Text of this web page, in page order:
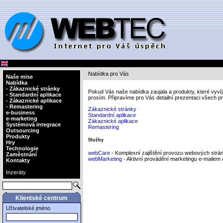
Naše mise
Nabídka
- Zákaznické stránky
- Standardní aplikace
- Zákaznické aplikace
- Remastering
e-business
e-marketing
Systémová integrace
Outsourcing
Produkty
Hry
Technologie
Zaměstnání
Kontakty
Inzeráty
Klientské centrum
Uživatelské jméno
Nabídka pro Vás
Pokud Vás naše nabídka zaujala a produkty, které
prosím. Připravíme pro Vás detailní prezentaci všech
Zákaznické stránky
Standardní aplikace
Zákaznické aplikace
Remastering
Služby
webCare - Komplexní zajištění provozu webových
webMarketing - Aktivní provádění marketingu e-mailem